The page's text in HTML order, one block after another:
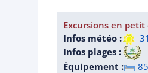
Excursions en
Infos météo :
Infos plages :
Équipement :